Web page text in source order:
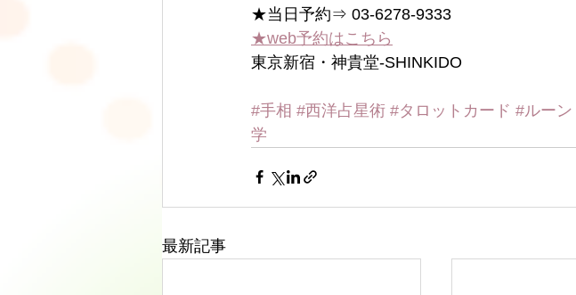
★当日予約⇒ 03-6278-9333
★web予約はこちら
東京新宿・神貴堂-SHINKIDO
#手相 #西洋占星術 #タロットカード #ルーン
学
最新記事